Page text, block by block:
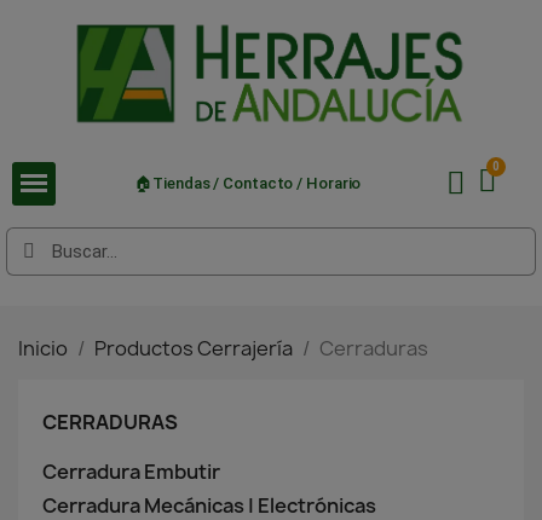
🏠Tiendas / Contacto / Horario
Inicio Productos Cerrajería Cerraduras
CERRADURAS
Cerradura Embutir
Cerradura Mecánicas | Electrónicas